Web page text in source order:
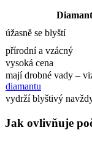
Diamant
úžasně se blyští
přírodní a vzácný
vysoká cena
mají drobné vady –
diamantu
vydrží blyštivý
Jak ovlivňuje